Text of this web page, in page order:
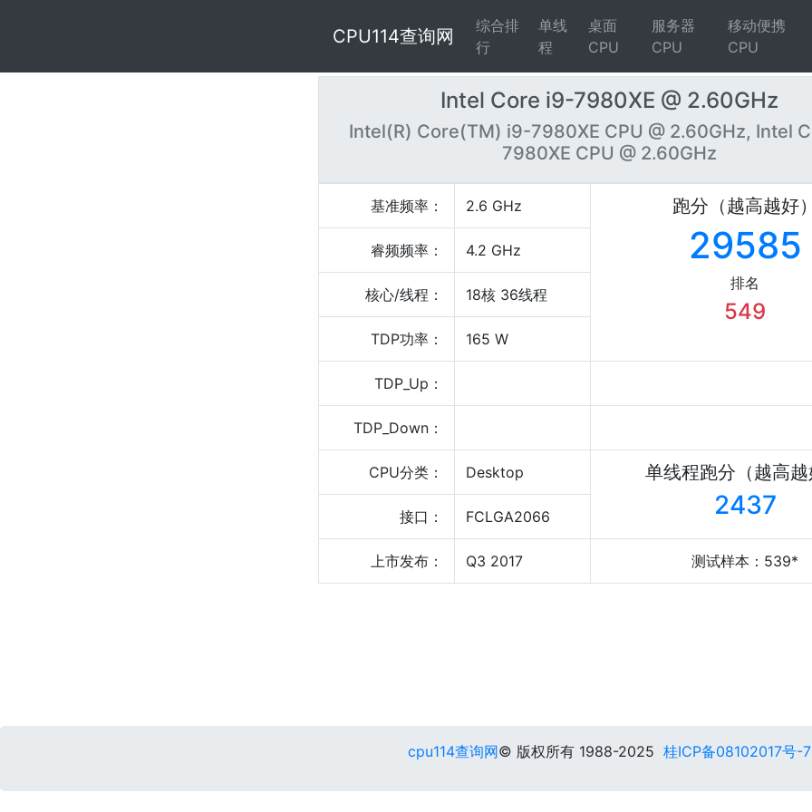
CPU114查询网
综合排
行
单线
程
桌面
CPU
服务器
CPU
移动便携
CPU
Intel Core i9-7980XE @ 2.60GHz
Intel(R) Core(TM) i9-7980XE CPU @ 2.60GHz, Intel
7980XE CPU @ 2.60GHz
基准频率： 2.6 GHz 跑分（越高越好
29585
排名
549
睿频频率： 4.2 GHz
核心/线程： 18核 36线程
TDP功率： 165 W
TDP_Up：
TDP_Down：
CPU分类： Desktop 单线程跑分（越高
2437
接口： FCLGA2066
上市发布： Q3 2017 测试样本：539*
cpu114查询网© 版权所有 1988-2025 桂ICP备08102017号-7